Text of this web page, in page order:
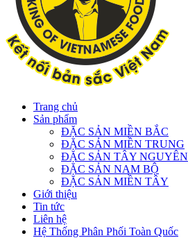
Trang chủ
Sản phẩm
ĐẶC SẢN MIỀN BẮC
ĐẶC SẢN MIỀN TRUNG
ĐẶC SẢN TÂY NGUYÊN
ĐẶC SẢN NAM BỘ
ĐẶC SẢN MIỀN TÂY
Giới thiệu
Tin tức
Liên hệ
Hệ Thống Phân Phối Toàn Quốc